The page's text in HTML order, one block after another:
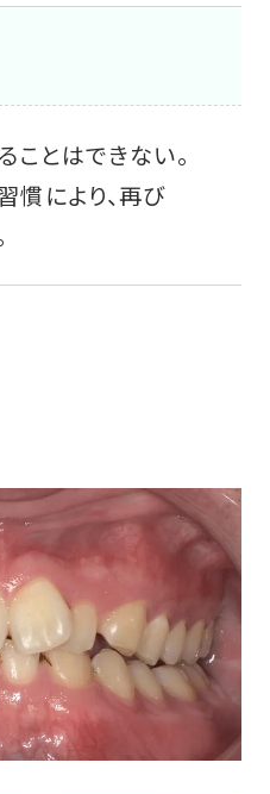
ことはできない。
慣により、再び